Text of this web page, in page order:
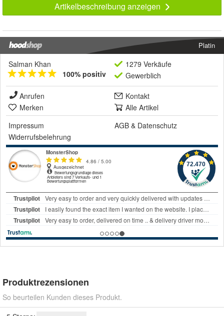
Artikelbeschreibung anzeigen
Platin
Salman Khan
100% positiv
1279 Verkäufe
Gewerblich
Anrufen
Kontakt
Merken
Alle Artikel
Impressum
AGB & Datenschutz
Widerrufsbelehrung
Produktrezensionen
So beurteilen Kunden dieses Produkt.